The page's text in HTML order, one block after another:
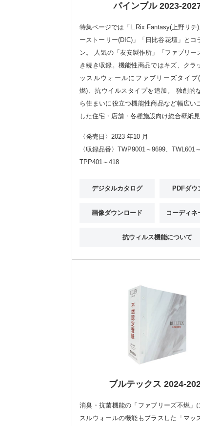
パインブル 2023-
特集ページでは「L.Rix Fantasy(上野リチ)
ーストーリー(DIC)」「日比谷花壇」とコ
ン。 人気の「友安製作所」「ファブリー
き続き収録。機能性商品ではキズ、クラ
ッスルウォールにファブリーズタイプ
燃)、抗ウイルスタイプを追加。 独創的
ら住まいに役立つ機能性商品など幅広い
した住宅・店舗・各種施設向け総合壁紙見
〈発売日〉2023 年10 月
〈収録品番〉TWP9001～9699、TWL601～
TPP401～418
デジタルカタログ PDFダウ
画像ダウンロード コーディネ
抗ウィルス機能について
ブルテックス 2024-
消臭・抗菌機能の「ファブリーズ不燃」
スルウォールの機能もプラスした「マッ